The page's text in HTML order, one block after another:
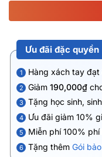
Ưu đãi đặc quyền
1 Hàng xách tay đạt
2 Giảm 190,000₫
3 Tặng học sinh,
4 Ưu đãi giảm 10%
5 Miễn phí 100%
6 Tặng thêm Gói